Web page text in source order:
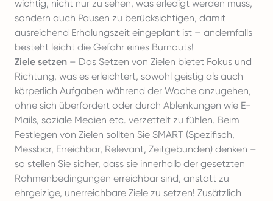
wichtig, nicht nur zu sehen, was erledigt werden muss,
sondern auch Pausen zu berücksichtigen, damit
ausreichend Erholungszeit eingeplant ist – andernfalls
besteht leicht die Gefahr eines Burnouts!
Ziele setzen – Das Setzen von Zielen bietet Fokus und
Richtung, was es erleichtert, sowohl geistig als auch
körperlich Aufgaben während der Woche anzugehen,
ohne sich überfordert oder durch Ablenkungen wie E-
Mails, soziale Medien etc. verzettelt zu fühlen. Beim
Festlegen von Zielen sollten Sie SMART (Spezifisch,
Messbar, Erreichbar, Relevant, Zeitgebunden) denken –
so stellen Sie sicher, dass sie innerhalb der gesetzten
Rahmenbedingungen erreichbar sind, anstatt zu
ehrgeizige, unerreichbare Ziele zu setzen! Zusätzlich